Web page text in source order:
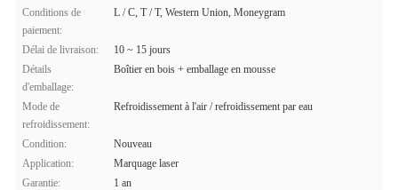
Conditions de
paiement:
L / C, T / T, Western Union, Moneygram
Délai de livraison:
10 ~ 15 jours
Détails
d'emballage:
Boîtier en bois + emballage en mousse
Mode de
refroidissement:
Refroidissement à l'air / refroidissement par eau
Condition:
Nouveau
Application:
Marquage laser
Garantie:
1 an